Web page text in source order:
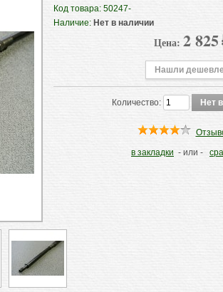
Код товара: 50247-
Наличие: Нет в наличии
Цена: 2 825
Нашли
Количество:
в закладки - или -